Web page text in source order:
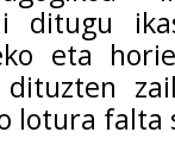
ditugu
eta
lotura falta